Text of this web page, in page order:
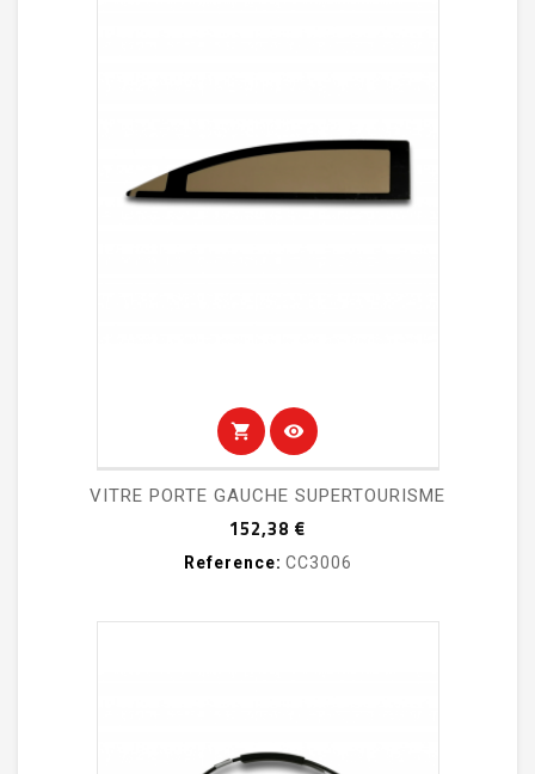
shopping_cart visibility
VITRE PORTE GAUCHE SUPERTOURISME
152,38 €
Reference: CC3006